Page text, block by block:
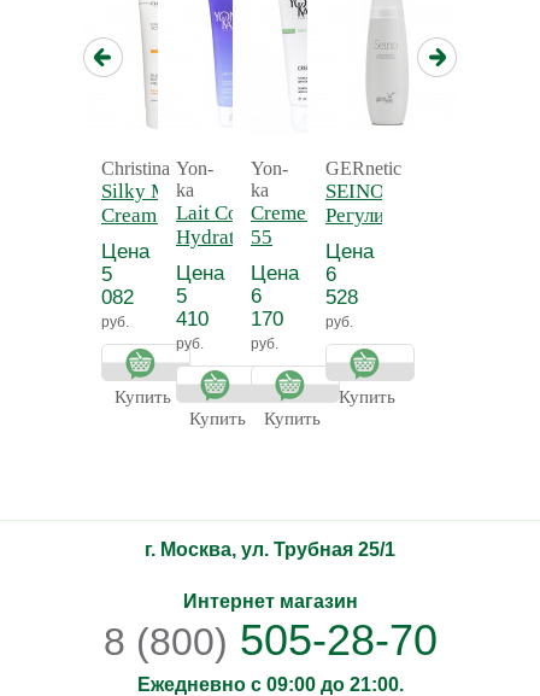
Christina
Silky Matte
Cream -
Нежный
матирующий
крем для
тела
Цена
5
082
руб.
Купить
Yon-
ka
Lait Corps
Hydratant
Detox -
Молочко для
тела
увлажняющее
Прованс
Цена
5
410
руб.
Купить
Yon-
ka
Creme 55 - Крем
55
антицеллюлитный
Цена
6
170
руб.
Купить
GERnetic
SEINO -
Регулирующий
и
тонизирующий
лосьон для
бюста СЕЙНО
Цена
6
528
руб.
Купить
г. Москва, ул. Трубная 25/1
Интернет магазин
8 (800) 505-28-70
Ежедневно с 09:00 до 21:00.